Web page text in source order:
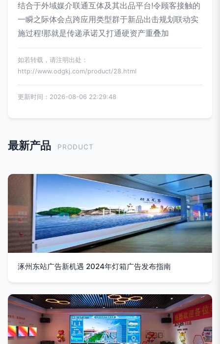
结合于外域媒介联通互体及其出品平台!令顾客接触的
一瞬之际体会点跨应用类型群于新品出击规划联动实
施过程!那就是传递承诺又打通硬资产重叠加
如若转载，请注明出处：
http://www.odgkj.com/product/28.html
更新时间：2026-08-06 22:29:48
最新产品 PRODUCT
涿州东站广告新机遇 2024年灯箱广告发布指南